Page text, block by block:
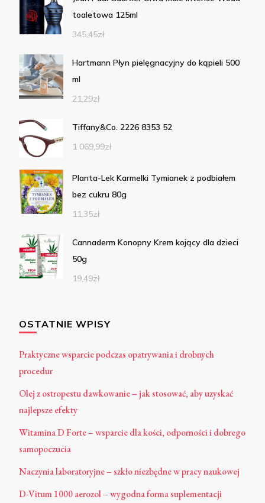
toaletowa 125ml
345,45zł
Hartmann Płyn pielęgnacyjny do kąpieli 500
ml
21,29zł
Tiffany&Co. 2226 8353 52
1 069,99zł
Planta-Lek Karmelki Tymianek z podbiałem
bez cukru 80g
11,35zł
Cannaderm Konopny Krem kojący dla dzieci
50g
19,49zł
OSTATNIE WPISY
Praktyczne wsparcie podczas opatrywania i drobnych
procedur
Olej z ostropestu dawkowanie – jak stosować, aby uzyskać
najlepsze efekty
Witamina D Forte – wsparcie dla kości, odporności i dobrego
samopoczucia
Naczynia laboratoryjne – szkło niezbędne w pracy naukowej
D-Vitum 1000 aerozol – wygodna forma suplementacji